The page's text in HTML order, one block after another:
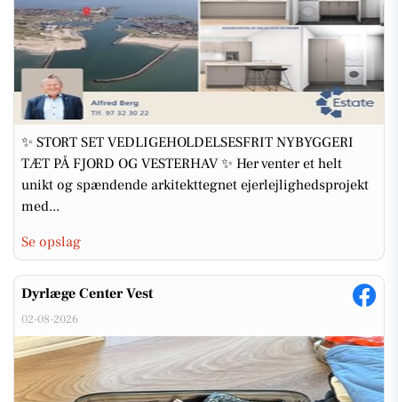
✨ STORT SET VEDLIGEHOLDELSESFRIT NYBYGGERI
TÆT PÅ FJORD OG VESTERHAV ✨ Her venter et helt
unikt og spændende arkitekttegnet ejerlejlighedsprojekt
med...
Se opslag
Dyrlæge Center Vest
02-08-2026